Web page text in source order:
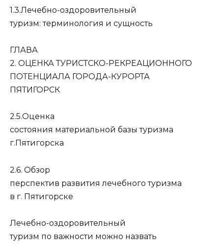
1.3.Лечебно-оздоровительный
туризм: терминология и сущность
ГЛАВА
2. ОЦЕНКА ТУРИСТСКО-РЕКРЕАЦИОННОГО
ПОТЕНЦИАЛА ГОРОДА-КУРОРТА
ПЯТИГОРСК
2.5.Оценка
состояния материальной базы туризма
г.Пятигорска
2.6. Обзор
перспектив развития лечебного туризма
в г. Пятигорске
Лечебно-оздоровительный
туризм по важности можно назвать